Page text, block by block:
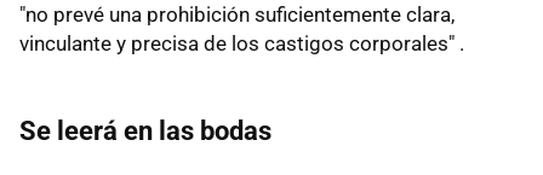
"no prevé una prohibición suficientemente clara,
vinculante y precisa de los castigos corporales" .
Se leerá en las bodas